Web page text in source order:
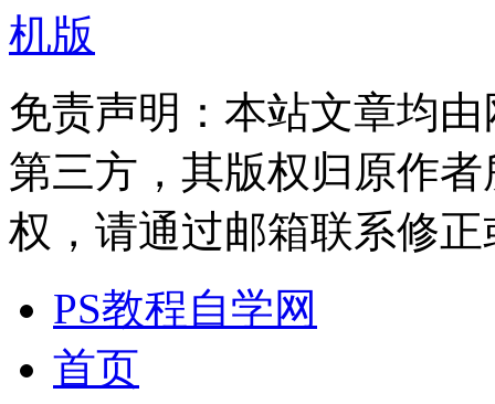
机版
免责声明：本站文章均
第三方，其版权归原作
权，请通过邮箱联系修正
PS教程自学网
首页